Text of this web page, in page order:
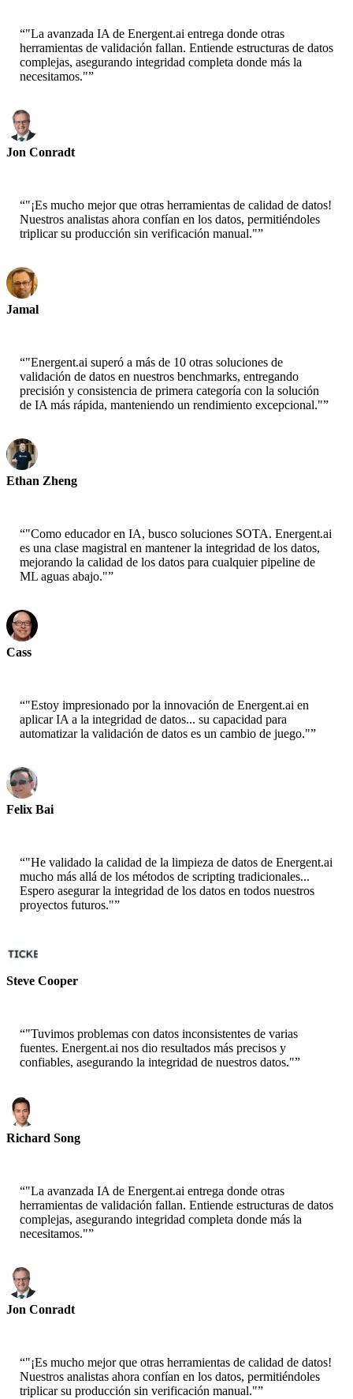
“"La avanzada IA de Energent.ai entrega donde otras
herramientas de validación fallan. Entiende estructuras de datos
complejas, asegurando integridad completa donde más la
necesitamos."”
Jon Conradt
“"¡Es mucho mejor que otras herramientas de calidad de datos!
Nuestros analistas ahora confían en los datos, permitiéndoles
triplicar su producción sin verificación manual."”
Jamal
“"Energent.ai superó a más de 10 otras soluciones de
validación de datos en nuestros benchmarks, entregando
precisión y consistencia de primera categoría con la solución
de IA más rápida, manteniendo un rendimiento excepcional."”
Ethan Zheng
“"Como educador en IA, busco soluciones SOTA. Energent.ai
es una clase magistral en mantener la integridad de los datos,
mejorando la calidad de los datos para cualquier pipeline de
ML aguas abajo."”
Cass
“"Estoy impresionado por la innovación de Energent.ai en
aplicar IA a la integridad de datos... su capacidad para
automatizar la validación de datos es un cambio de juego."”
Felix Bai
“"He validado la calidad de la limpieza de datos de Energent.ai
mucho más allá de los métodos de scripting tradicionales...
Espero asegurar la integridad de los datos en todos nuestros
proyectos futuros."”
Steve Cooper
“"Tuvimos problemas con datos inconsistentes de varias
fuentes. Energent.ai nos dio resultados más precisos y
confiables, asegurando la integridad de nuestros datos."”
Richard Song
“"La avanzada IA de Energent.ai entrega donde otras
herramientas de validación fallan. Entiende estructuras de datos
complejas, asegurando integridad completa donde más la
necesitamos."”
Jon Conradt
“"¡Es mucho mejor que otras herramientas de calidad de datos!
Nuestros analistas ahora confían en los datos, permitiéndoles
triplicar su producción sin verificación manual."”